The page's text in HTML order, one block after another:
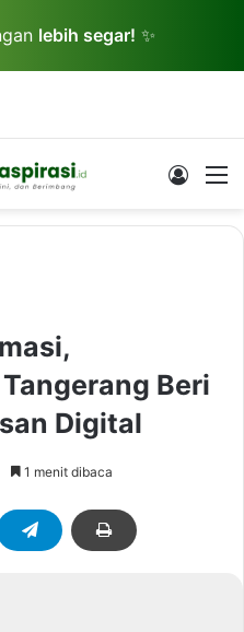
lebih segar! ✨
Log In
Beri
Digital
1 menit dibaca